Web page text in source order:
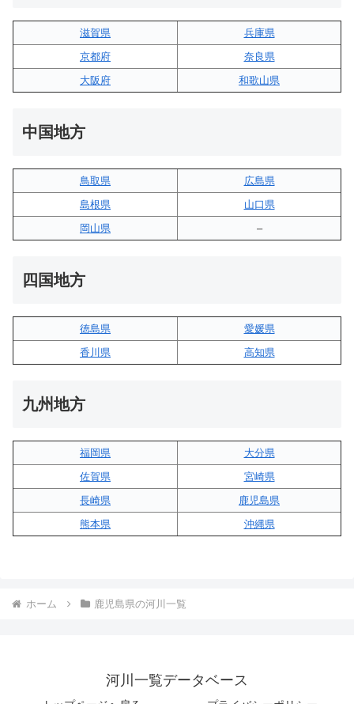
滋賀県
兵庫県
京都府
奈良県
大阪府
和歌山県
中国地方
鳥取県
広島県
島根県
山口県
岡山県
–
四国地方
徳島県
愛媛県
香川県
高知県
九州地方
福岡県
大分県
佐賀県
宮崎県
長崎県
鹿児島県
熊本県
沖縄県
ホーム 鹿児島県の河川一覧
河川一覧データベース